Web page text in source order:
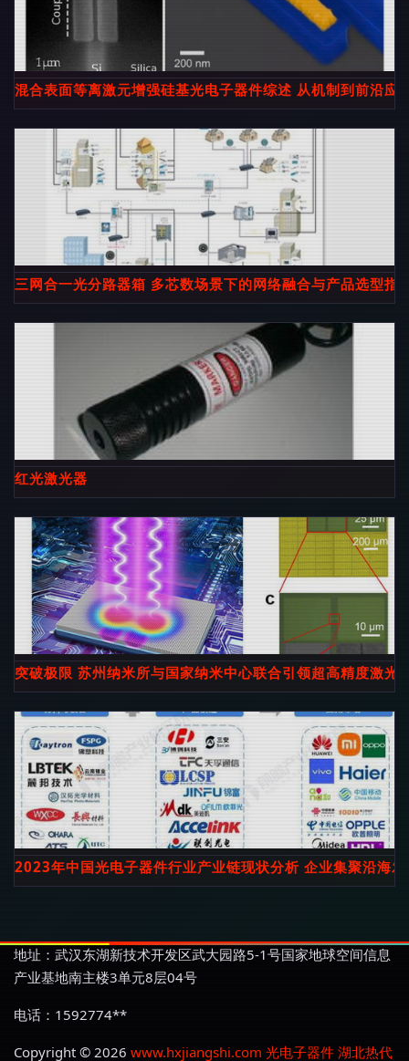
混合表面等离激元增强硅基光电子器件综述 从机制到前沿应
三网合一光分路器箱 多芯数场景下的网络融合与产品选型指
红光激光器
突破极限 苏州纳米所与国家纳米中心联合引领超高精度激光
2023年中国光电子器件行业产业链现状分析 企业集聚沿海
地址：武汉东湖新技术开发区武大园路5-1号国家地球空间信息
产业基地南主楼3单元8层04号
电话：1592774**
Copyright © 2026 www.hxjiangshi.com 光电子器件 湖北热代